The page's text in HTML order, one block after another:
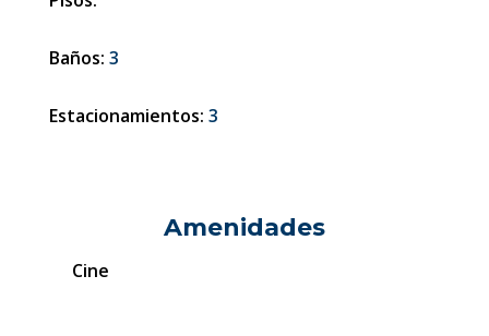
Baños: 3
Estacionamientos: 3
Amenidades
Cine